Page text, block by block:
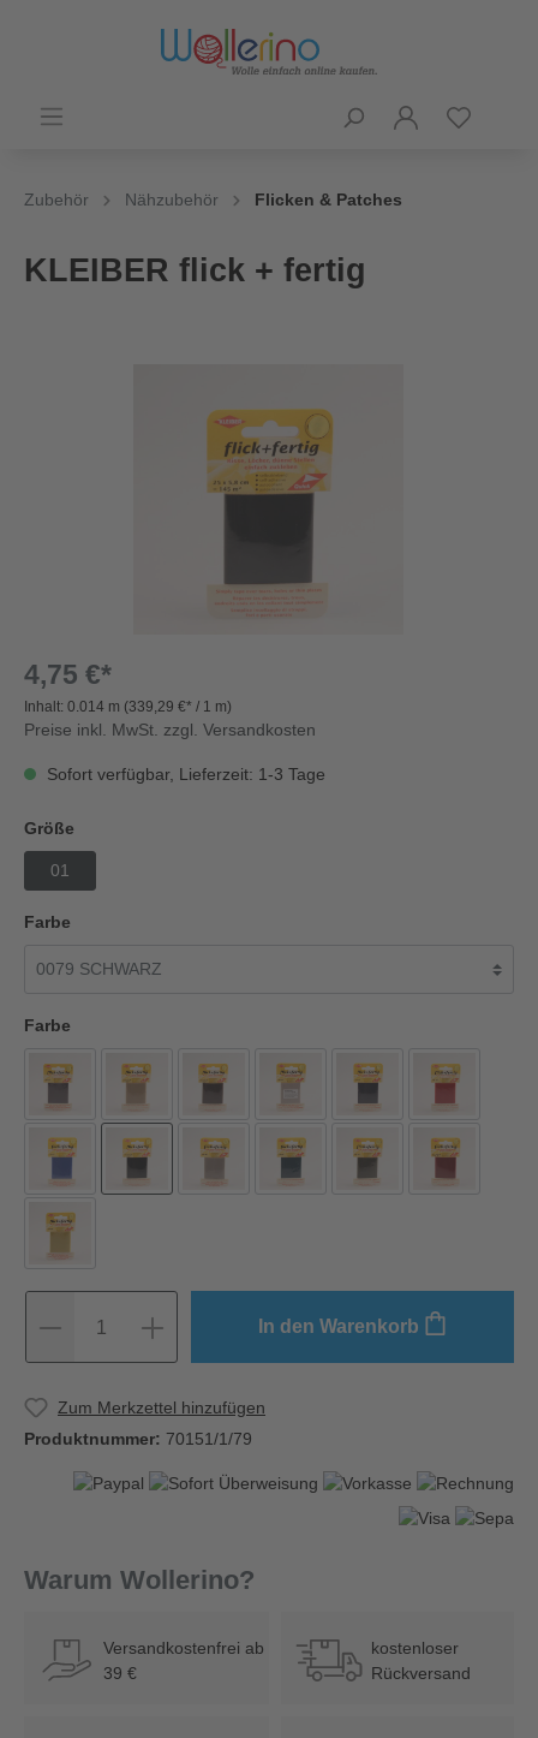
Zubehör Nähzubehör Flicken & Patches
KLEIBER flick + fertig
4,75 €*
Inhalt: 0.014 m (339,29 €* / 1 m)
Preise inkl. MwSt. zzgl. Versandkosten
Sofort verfügbar, Lieferzeit: 1-3 Tage
Größe
01
Farbe
Farbe
1 In den Warenkorb
Zum Merkzettel hinzufügen
Produktnummer: 70151/1/79
Warum Wollerino?
Versandkostenfrei ab
39 €
kostenloser
Rückversand